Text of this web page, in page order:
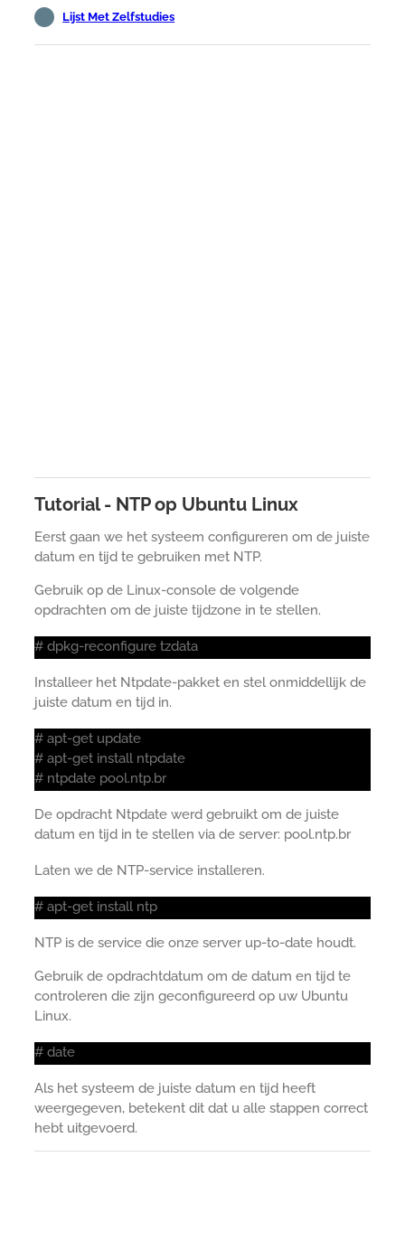
Lijst Met Zelfstudies
Tutorial - NTP op Ubuntu Linux
Eerst gaan we het systeem configureren om de juiste
datum en tijd te gebruiken met NTP.
Gebruik op de Linux-console de volgende
opdrachten om de juiste tijdzone in te stellen.
# dpkg-reconfigure tzdata
Installeer het Ntpdate-pakket en stel onmiddellijk de
juiste datum en tijd in.
# apt-get update
# apt-get install ntpdate
# ntpdate pool.ntp.br
De opdracht Ntpdate werd gebruikt om de juiste
datum en tijd in te stellen via de server: pool.ntp.br
Laten we de NTP-service installeren.
# apt-get install ntp
NTP is de service die onze server up-to-date houdt.
Gebruik de opdrachtdatum om de datum en tijd te
controleren die zijn geconfigureerd op uw Ubuntu
Linux.
# date
Als het systeem de juiste datum en tijd heeft
weergegeven, betekent dit dat u alle stappen correct
hebt uitgevoerd.